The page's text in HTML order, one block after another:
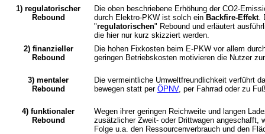
1) regulatorischer
Rebound
Die oben beschriebene Erhöhung der CO2-
durch Elektro-PKW ist solch ein Backfire-Effekt.
"regulatorischen" Rebound und erläutert
die hier nur kurz skizziert werden.
2) finanzieller
Rebound
Die hohen Fixkosten beim E-PKW vor allem
geringen Betriebskosten motivieren die Nutzer
3) mentaler
Rebound
Die vermeintliche Umweltfreundlichkeit verführt
bewegen statt per ÖPNV, per Fahrrad oder zu
4) funktionaler
Rebound
Wegen ihrer geringen Reichweite und langen
zusätzlicher Zweit- oder Drittwagen angeschafft,
Folge u.a. den Ressourcenverbrauch und den